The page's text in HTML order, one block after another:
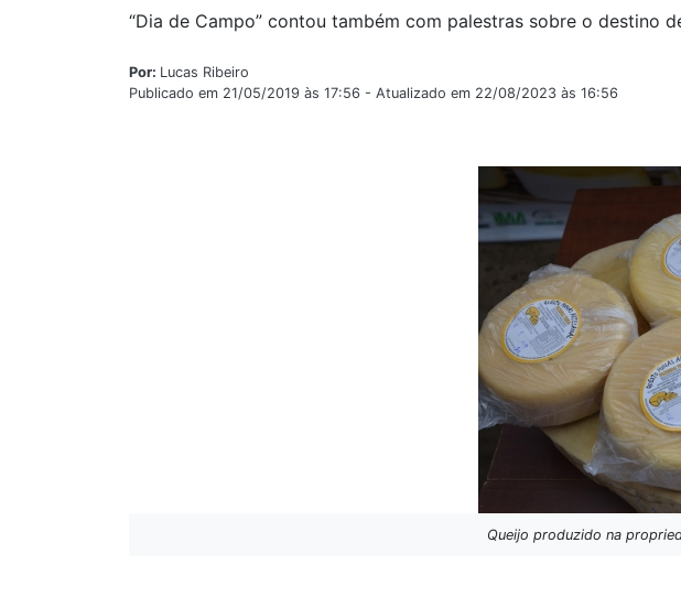
“Dia de Campo” contou também com palestras sobre o destino
Por: Lucas Ribeiro
Publicado em 21/05/2019 às 17:56 - Atualizado em 22/08/2023 às 16:56
Queijo produzido na